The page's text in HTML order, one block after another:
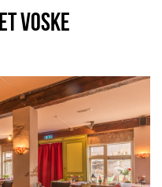
VOSKE